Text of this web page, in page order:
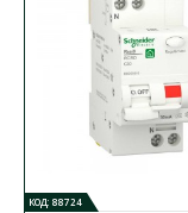
КОД: 88724